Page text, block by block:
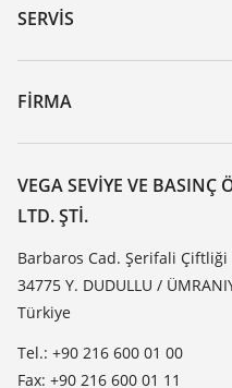
Seri numarası girerek cihaz
DTM Collection/PACTware
SERVIS
Cihazının geri gönderimi
Seminerler
Dirençlilik listesi
Dielektrisite listesi
TeamViewer
FIRMA
VEGA hakkında
Iletisim
Haber makaleleri
Basin
Blog
VEGA SEVIYE VE BASINÇ
LTD. ŞTI.
Barbaros Cad. Şerifali Çiftliği
34775 Y. DUDULLU /
Türkiye
Tel.: +90 216 600 01 00
Fax: +90 216 600 01 11